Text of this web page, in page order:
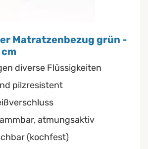
Matratzenbezug grün -
diverse Flüssigkeiten
pilzresistent
atmungsaktiv
(kochfest)